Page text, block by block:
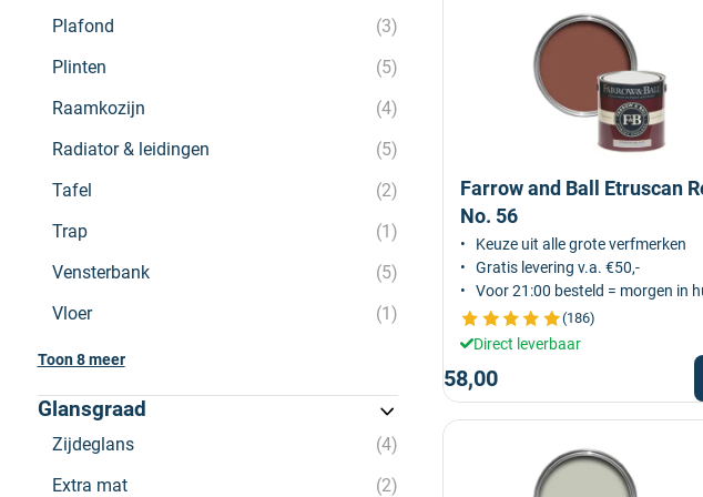
Plafond
3
Plinten
5
Raamkozijn
4
Radiator & leidingen
5
Tafel
2
Trap
1
Vensterbank
5
Vloer
1
Toon 8 meer
Glansgraad
Zijdeglans
4
Extra mat
2
Farrow and Ball Etruscan
No. 56
Keuze uit alle grote verfmerken
Gratis levering v.a. €50,-
Voor 21:00 besteld = morgen in
(186)
Direct leverbaar
58,00